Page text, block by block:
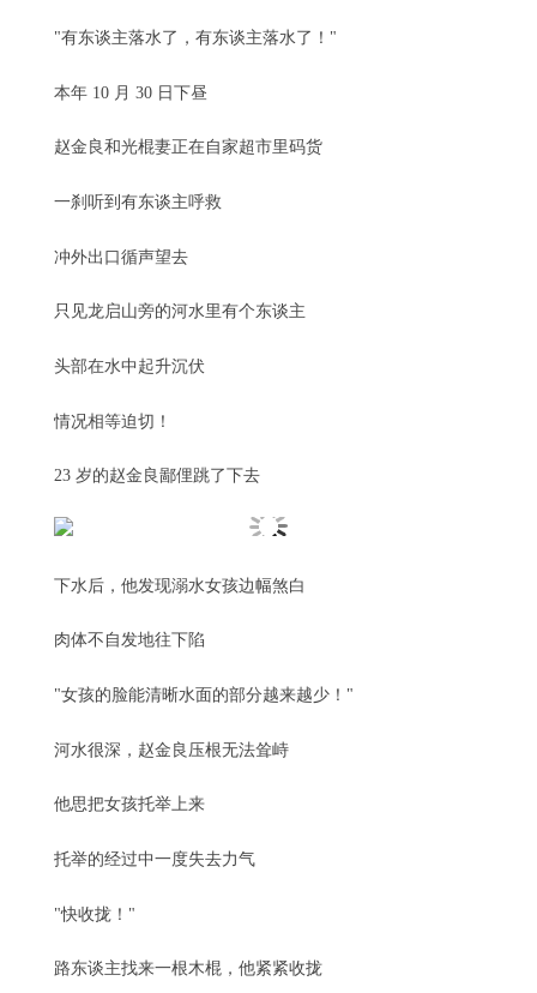
"有东谈主落水了，有东谈主落水了！"
本年 10 月 30 日下昼
赵金良和光棍妻正在自家超市里码货
一刹听到有东谈主呼救
冲外出口循声望去
只见龙启山旁的河水里有个东谈主
头部在水中起升沉伏
情况相等迫切！
23 岁的赵金良鄙俚跳了下去
下水后，他发现溺水女孩边幅煞白
肉体不自发地往下陷
"女孩的脸能清晰水面的部分越来越少！"
河水很深，赵金良压根无法耸峙
他思把女孩托举上来
托举的经过中一度失去力气
"快收拢！"
路东谈主找来一根木棍，他紧紧收拢